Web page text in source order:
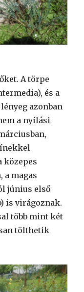
A törpe
és a
azonban
a nyílási
közepes
a magas
június első
is virágoznak.
több mint két
tölthetik